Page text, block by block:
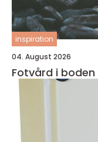
inspiration
04. August 2026